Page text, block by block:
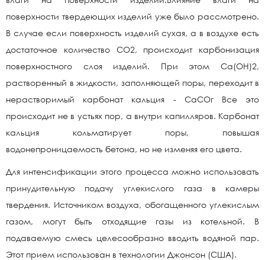
поверхности твердеющих изделий уже было рассмотрено.
В случае если поверхность изделий сухая, а в воздухе есть
достаточное количество СО2, происходит карбонизация
поверхностного слоя изделий. При этом Са(ОН)2,
растворенный в жидкости, заполняющей поры, переходит в
нерастворимый карбонат кальция - СаСОг Все это
происходит не в устьях пор, а внутри капилляров. Карбонат
кальция кольматирует поры, повышая
водонепроницаемость бетона, но не изменяя его цвета.
Для интенсификации этого процесса можно использовать
принудительную подачу углекислого газа в камеры
твердения. Источником воздуха, обогащенного углекислым
газом, могут быть отходящие газы из котельной. В
подаваемую смесь целесообразно вводить водяной пар.
Этот прием использован в технологии Джонсон (США).